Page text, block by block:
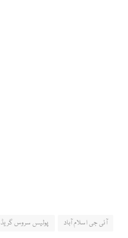
آئی جی اسلام آباد پولیس سروس گریڈ